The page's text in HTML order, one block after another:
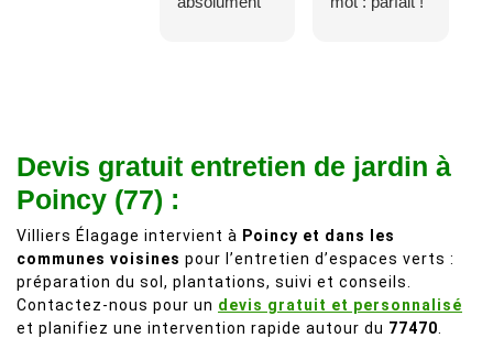
comme on en
débordait trop
chez les
plein de bois
mort. C'est
délicat parce
que c'est un
Devis gratuit entretien de jardin à
Poincy (77) :
Villiers Élagage intervient à Poincy et dans les
communes voisines pour l’entretien d’espaces verts :
préparation du sol, plantations, suivi et conseils.
Contactez-nous pour un devis gratuit et personnalisé
et planifiez une intervention rapide autour du 77470